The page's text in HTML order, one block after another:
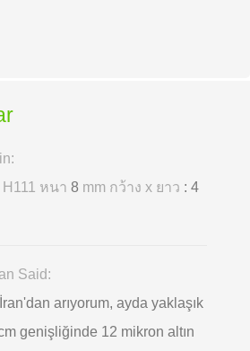
H111 หนา 8 mm กว้าง x ยาว : 4
Said:
arıyorum, ayda yaklaşık
genişliğinde 12 mikron altın